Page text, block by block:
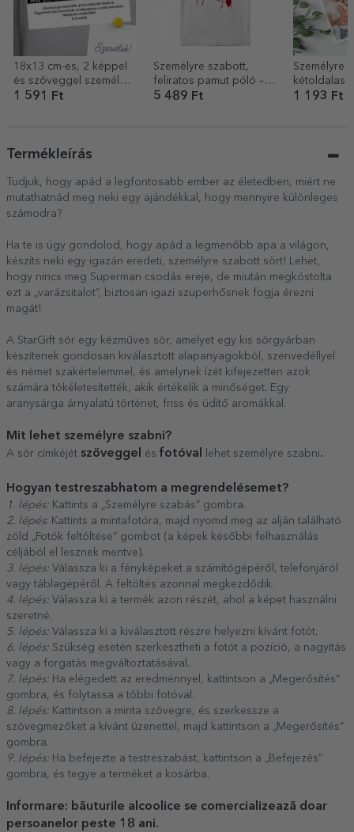
18x13 cm-es, 2 képpel
és szöveggel személyre
szabott mágnes –
1 591 Ft
Személyre szabott,
feliratos pamut póló –
Wine
5 489 Ft
Személyre
kétoldalas
kártya
1 193 Ft
Termékleírás
Tudjuk, hogy apád a legfontosabb ember az életedben, miért ne
mutathatnád meg neki egy ajándékkal, hogy mennyire különleges
számodra?
Ha te is úgy gondolod, hogy apád a legmenőbb apa a világon,
készíts neki egy igazán eredeti, személyre szabott sört! Lehet,
hogy nincs meg Superman csodás ereje, de miután megkóstolta
ezt a „varázsitalot”, biztosan igazi szuperhősnek fogja érezni
magát!
A StarGift sör egy kézműves sör, amelyet egy kis sörgyárban
készítenek gondosan kiválasztott alapanyagokból, szenvedéllyel
és német szakértelemmel, és amelynek ízét kifejezetten azok
számára tökéletesítették, akik értékelik a minőséget. Egy
aranysárga árnyalatú történet, friss és üdítő aromákkal.
Mit lehet személyre szabni?
A sör címkéjét szöveggel és fotóval lehet személyre szabni.
Hogyan testreszabhatom a megrendelésemet?
1. lépés: Kattints a „Személyre szabás” gombra.
2. lépés: Kattints a mintafotóra, majd nyomd meg az alján található
zöld „Fotók feltöltése” gombot (a képek későbbi felhasználás
céljából el lesznek mentve).
3. lépés: Válassza ki a fényképeket a számítógépéről, telefonjáról
vagy táblagépéről. A feltöltés azonnal megkezdődik.
4. lépés: Válassza ki a termék azon részét, ahol a képet használni
szeretné.
5. lépés: Válassza ki a kiválasztott részre helyezni kívánt fotót.
6. lépés: Szükség esetén szerkesztheti a fotót a pozíció, a nagyítás
vagy a forgatás megváltoztatásával.
7. lépés: Ha elégedett az eredménnyel, kattintson a „Megerősítés”
gombra, és folytassa a többi fotóval.
8. lépés: Kattintson a minta szövegre, és szerkessze a
szövegmezőket a kívánt üzenettel, majd kattintson a „Megerősítés”
gombra.
9. lépés: Ha befejezte a testreszabást, kattintson a „Befejezés”
gombra, és tegye a terméket a kosárba.
Informare: băuturile alcoolice se comercializează doar
persoanelor peste 18 ani.